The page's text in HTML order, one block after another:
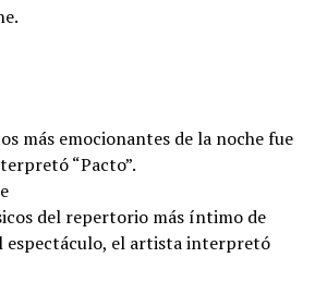
más emocionantes de la noche fue
“Pacto”.
del repertorio más íntimo de
espectáculo, el artista interpretó